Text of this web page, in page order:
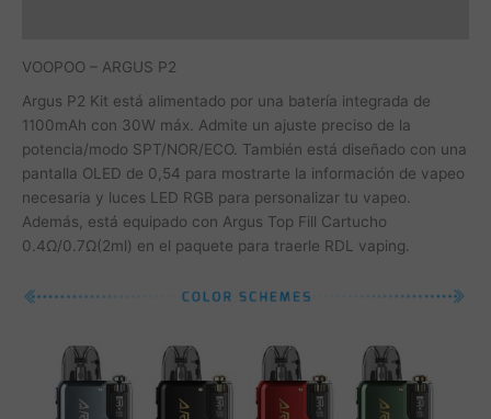
VOOPOO – ARGUS P2
Argus P2 Kit está alimentado por una batería integrada de
1100mAh con 30W máx. Admite un ajuste preciso de la
potencia/modo SPT/NOR/ECO. También está diseñado con una
pantalla OLED de 0,54 para mostrarte la información de vapeo
necesaria y luces LED RGB para personalizar tu vapeo.
Además, está equipado con Argus Top Fill Cartucho
0.4Ω/0.7Ω(2ml) en el paquete para traerle RDL vaping.